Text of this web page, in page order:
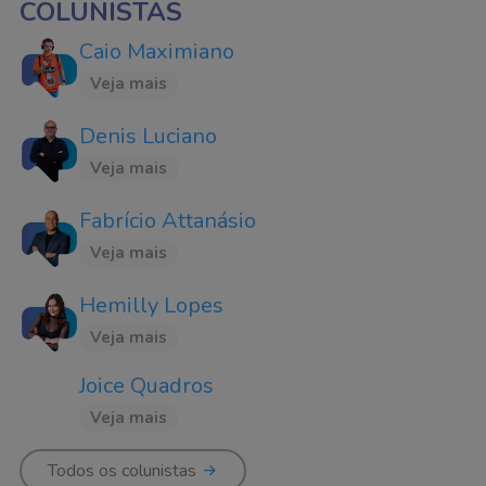
COLUNISTAS
Caio Maximiano
Veja mais
Denis Luciano
Veja mais
Fabrício Attanásio
Veja mais
Hemilly Lopes
Veja mais
Joice Quadros
Veja mais
Todos os colunistas